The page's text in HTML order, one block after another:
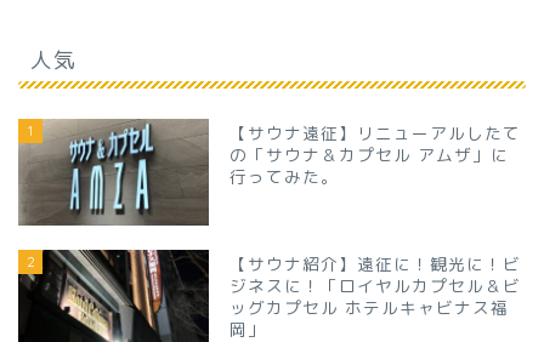
人気
1
【サウナ遠征】リニューアルしたて
の「サウナ＆カプセル アムザ」に
行ってみた。
2
【サウナ紹介】遠征に！観光に！ビ
ジネスに！「ロイヤルカプセル＆ビ
ッグカプセル ホテルキャビナス福
岡」